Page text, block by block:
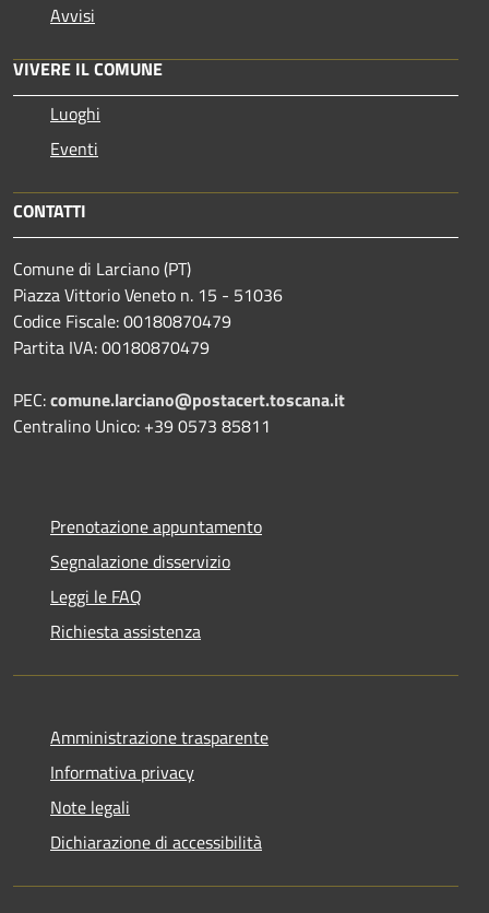
Avvisi
VIVERE IL COMUNE
Luoghi
Eventi
CONTATTI
Comune di Larciano (PT)
Piazza Vittorio Veneto n. 15 - 51036
Codice Fiscale: 00180870479
Partita IVA: 00180870479
PEC:comune.larciano@postacert.toscana.it
Centralino Unico: +39 0573 85811
Prenotazione appuntamento
Segnalazione disservizio
Leggi le FAQ
Richiesta assistenza
Amministrazione trasparente
Informativa privacy
Note legali
Dichiarazione di accessibilità